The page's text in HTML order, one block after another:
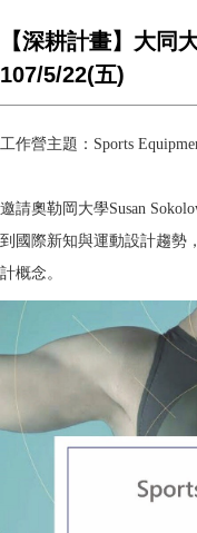
【深耕計畫】大同
107/5/22(五)
工作營主題： Sports
邀請奧勒岡大學Susan
到國際新知與運動設計趨勢
計概念。